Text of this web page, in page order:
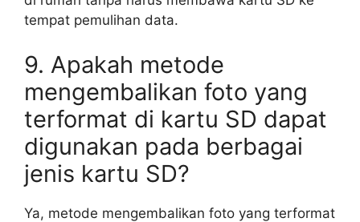
tempat pemulihan data.
9. Apakah metode
mengembalikan foto yang
terformat di kartu SD dapat
digunakan pada berbagai
jenis kartu SD?
Ya, metode mengembalikan foto yang terformat